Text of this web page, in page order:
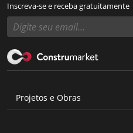
Inscreva-se e receba gratuitamente
Projetos e Obras